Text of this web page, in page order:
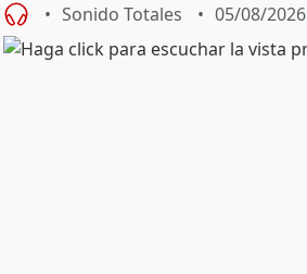
Sonido Totales 05/08/2026